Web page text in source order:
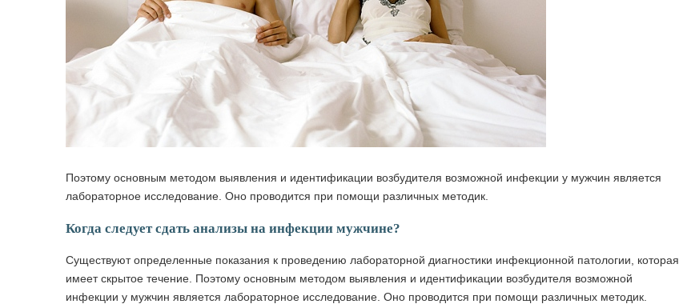
Поэтому основным методом выявления и идентификации возбудителя возможной инфекции у мужчин является
лабораторное исследование. Оно проводится при помощи различных методик.
Когда следует сдать анализы на инфекции мужчине?
Существуют определенные показания к проведению лабораторной диагностики инфекционной патологии, которая
имеет скрытое течение. Поэтому основным методом выявления и идентификации возбудителя возможной
инфекции у мужчин является лабораторное исследование. Оно проводится при помощи различных методик.